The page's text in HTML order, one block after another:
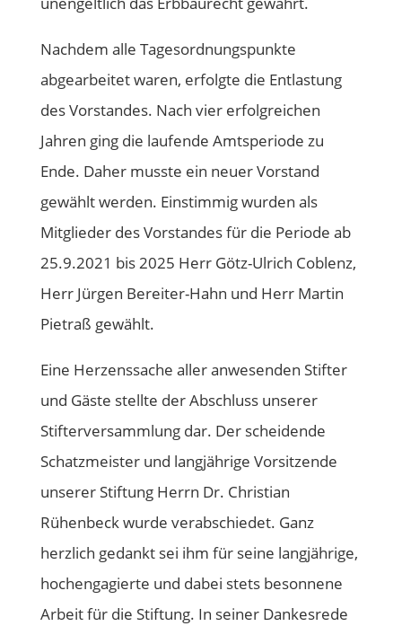
Nachdem alle Tagesordnungspunkte
abgearbeitet waren, erfolgte die Entlastung
des Vorstandes. Nach vier erfolgreichen
Jahren ging die laufende Amtsperiode zu
Ende. Daher musste ein neuer Vorstand
gewählt werden. Einstimmig wurden als
Mitglieder des Vorstandes für die Periode ab
25.9.2021 bis 2025 Herr Götz-Ulrich Coblenz,
Herr Jürgen Bereiter-Hahn und Herr Martin
Pietraß gewählt.
Eine Herzenssache aller anwesenden Stifter
und Gäste stellte der Abschluss unserer
Stifterversammlung dar. Der scheidende
Schatzmeister und langjährige Vorsitzende
unserer Stiftung Herrn Dr. Christian
Rühenbeck wurde verabschiedet. Ganz
herzlich gedankt sei ihm für seine langjährige,
hochengagierte und dabei stets besonnene
Arbeit für die Stiftung. In seiner Dankesrede